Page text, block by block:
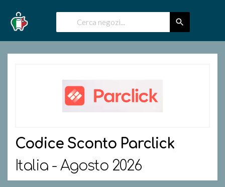
Codice Sconto Parclick
Italia - Agosto 2026